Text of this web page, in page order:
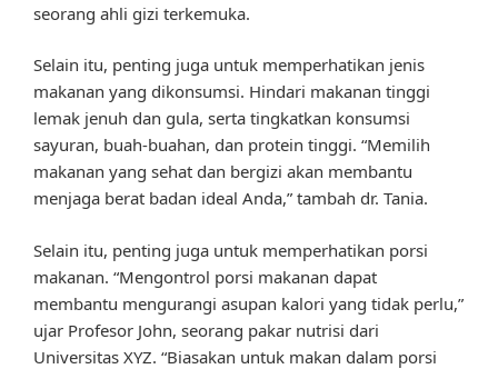
seorang ahli gizi terkemuka.
Selain itu, penting juga untuk memperhatikan jenis
makanan yang dikonsumsi. Hindari makanan tinggi
lemak jenuh dan gula, serta tingkatkan konsumsi
sayuran, buah-buahan, dan protein tinggi. “Memilih
makanan yang sehat dan bergizi akan membantu
menjaga berat badan ideal Anda,” tambah dr. Tania.
Selain itu, penting juga untuk memperhatikan porsi
makanan. “Mengontrol porsi makanan dapat
membantu mengurangi asupan kalori yang tidak perlu,”
ujar Profesor John, seorang pakar nutrisi dari
Universitas XYZ. “Biasakan untuk makan dalam porsi